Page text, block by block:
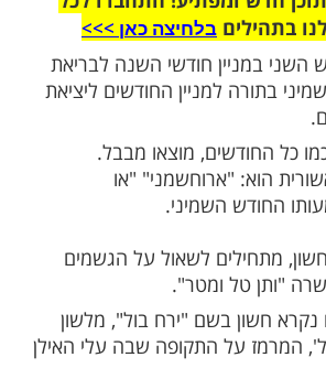
ומפתיע! התחברו לכל
חודשי השנה לבריאת
למניין החודשים ליציאת